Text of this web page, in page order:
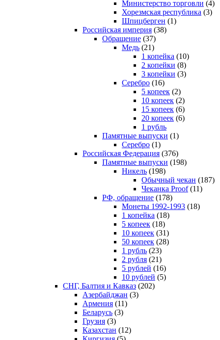
Министерство торговли (4)
Хорезмская республика (3)
Шпицберген (1)
Российская империя (38)
Обращение (37)
Медь (21)
1 копейка (10)
2 копейки (8)
3 копейки (3)
Серебро (16)
5 копеек (2)
10 копеек (2)
15 копеек (6)
20 копеек (6)
1 рубль
Памятные выпуски (1)
Серебро (1)
Российская Федерация (376)
Памятные выпуски (198)
Никель (198)
Обычный чекан (187)
Чеканка Proof(11)
РФ, обращение (178)
Монеты 1992-1993 (18)
1 копейка (18)
5 копеек (18)
10 копеек (31)
50 копеек (28)
1 рубль (23)
2 рубля (21)
5 рублей (16)
10 рублей (5)
СНГ, Балтия и Кавказ (202)
Азербайджан (3)
Армения (11)
Беларусь (3)
Грузия (3)
Казахстан (12)